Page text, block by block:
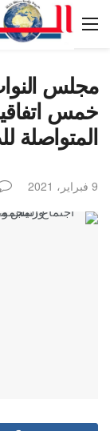
مجلس
خمس
المتواصلة
9 فبراير، 2021